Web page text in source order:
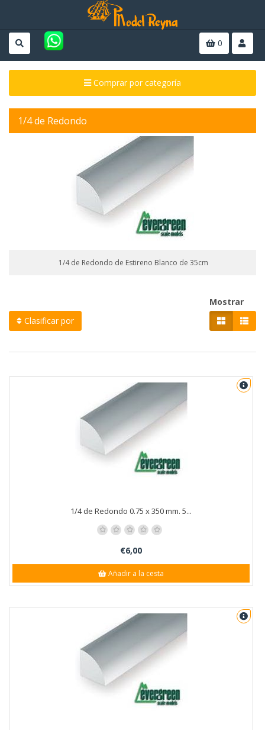
0
Comprar por categoría
1/4 de Redondo
1/4 de Redondo de Estireno Blanco de 35cm
Clasificar por
Mostrar
1/4 de Redondo 0.75 x 350 mm. 5...
€6,00
Añadir a la cesta